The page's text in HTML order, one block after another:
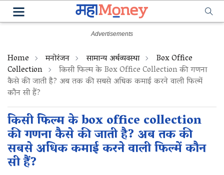
Home मनोरंजन सामान्य अर्थव्यवस्था Box Office
Collection किसी फिल्म के Box Office Collection की गणना
कैसे की जाती है? अब तक की सबसे अधिक कमाई करने वाली फिल्में
कौन सी हैं?
किसी फिल्म के box office collection
की गणना कैसे की जाती है? अब तक की
सबसे अधिक कमाई करने वाली फिल्में कौन
सी हैं?